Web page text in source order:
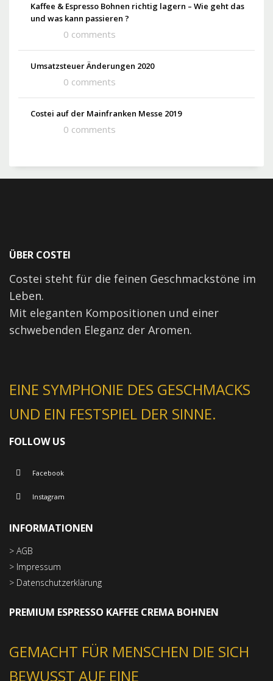
Kaffee & Espresso Bohnen richtig lagern – Wie geht das
und was kann passieren ?
0 comments
Umsatzsteuer Änderungen 2020
0 comments
Costei auf der Mainfranken Messe 2019
0 comments
ÜBER COSTEI
Costei steht für die feinen Geschmackstöne im
Leben.
Mit eleganten Kompositionen und einer
schwebenden Eleganz der Aromen.
EINE SYMPHONIE DES GESCHMACKS
UND EIN FESTSPIEL DER SINNE.
FOLLOW US
Facebook
Instagram
INFORMATIONEN
> AGB
> Impressum
> Datenschutzerklärung
PREMIUM ESPRESSO KAFFEE CREMA BOHNEN
GEMACHT FÜR MENSCHEN DIE SICH
BEWUSST AUF EINE